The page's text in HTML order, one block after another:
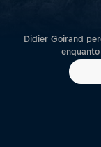
Didier Goirand